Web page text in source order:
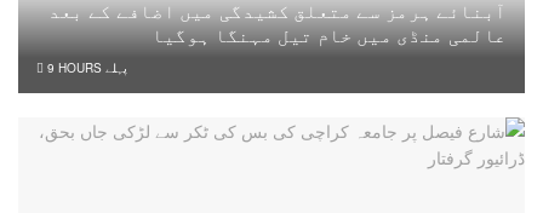
آبنائے ہرمز سے متعلق کشیدگی میں اضافے کے بعد
عالمی منڈی میں خام تیل مہنگا ہوگیا
9 HOURS پہلے